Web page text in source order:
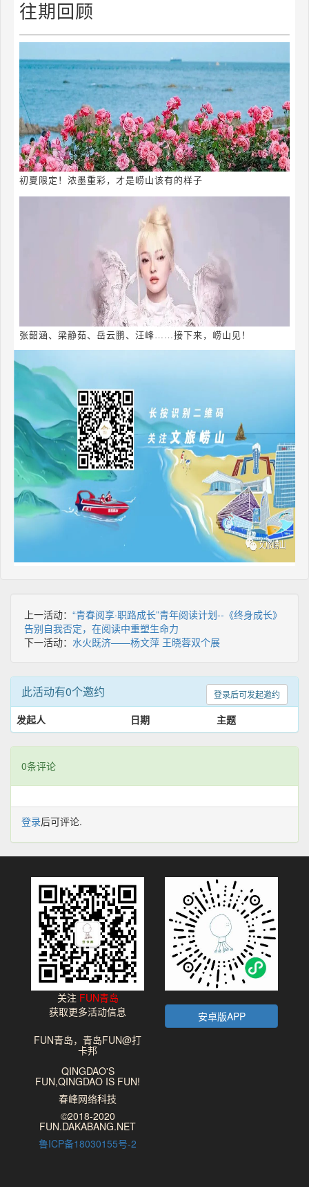
往期回顾
初夏限定！浓墨重彩，才是崂山该有的样子
张韶涵、梁静茹、岳云鹏、汪峰……接下来，崂山见！
上一活动： “青春阅享·职路成长”青年阅读计划--《终身成长》
告别自我否定，在阅读中重塑生命力
下一活动： 水火既济——杨文萍 王晓蓉双个展
登录后可发起邀约
此活动有0个邀约
发起人 日期 主题
0条评论
登录后可评论.
关注 FUN青岛
获取更多活动信息
安卓版APP
FUN青岛，青岛FUN@打
卡邦
QINGDAO'S
FUN,QINGDAO IS FUN!
春峰网络科技
©2018-2020
FUN.DAKABANG.NET
鲁ICP备18030155号-2